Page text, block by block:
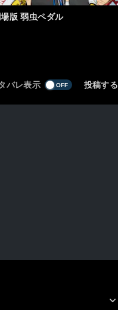
版 弱虫ペダル
バレ表示 投稿する